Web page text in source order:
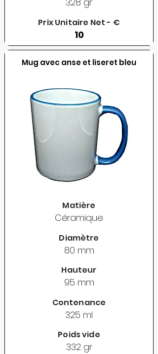
Prix Unitaire Net - €
10
Mug avec anse et liseret bleu
Matière
Céramique
Diamètre
80 mm
Hauteur
95 mm
Contenance
325 ml
Poids vide
332 gr